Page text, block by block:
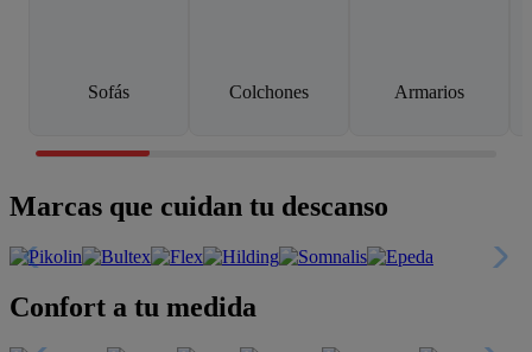
Sofás Colchones Armarios
Marcas que cuidan tu descanso
Confort a tu medida